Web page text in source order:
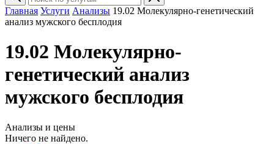
Главная Услуги Анализы 19.02 Молекулярно-генетический
анализ мужского бесплодия
19.02 Молекулярно-
генетический анализ
мужского бесплодия
Анализы и цены
Ничего не найдено.